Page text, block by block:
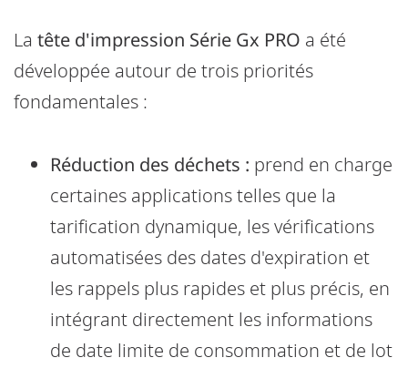
La tête d'impression Série Gx PRO a été
développée autour de trois priorités
fondamentales :
Réduction des déchets : prend en charge
certaines applications telles que la
tarification dynamique, les vérifications
automatisées des dates d'expiration et
les rappels plus rapides et plus précis, en
intégrant directement les informations
de date limite de consommation et de lot